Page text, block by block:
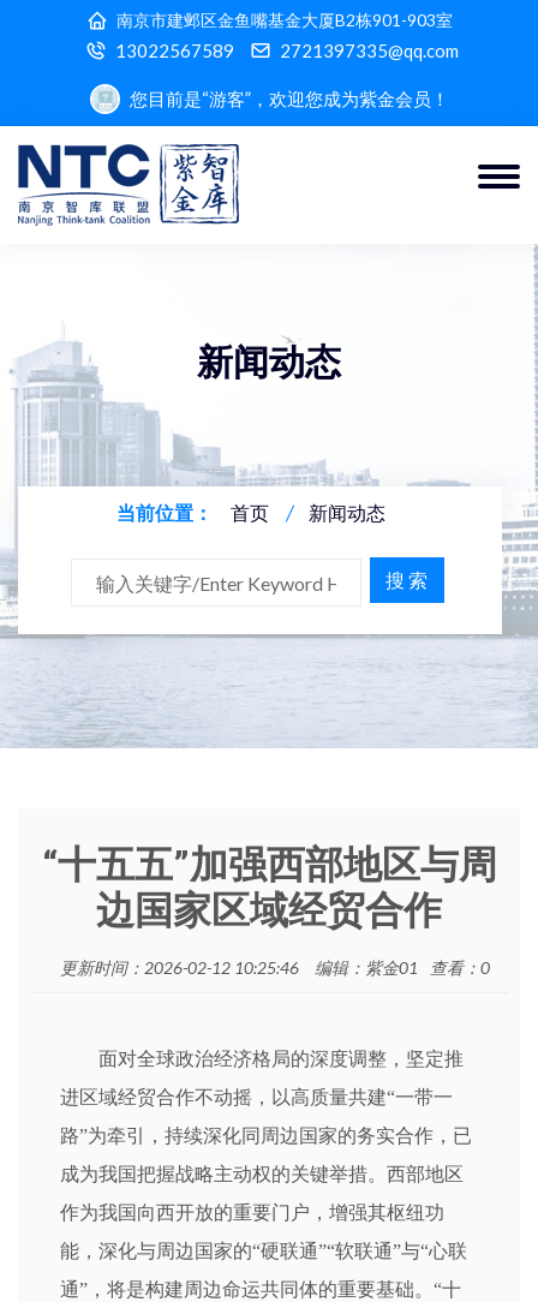
南京市建邺区金鱼嘴基金大厦B2栋901-903室
13022567589 2721397335@qq.com
您目前是“游客”，欢迎您成为紫金会员！
新闻动态
当前位置： 首页 新闻动态
搜 索
“十五五”加强西部地区与周
边国家区域经贸合作
更新时间：2026-02-12 10:25:46 编辑：紫金01 查看： 0
面对全球政治经济格局的深度调整，坚定推
进区域经贸合作不动摇，以高质量共建“一带一
路”为牵引，持续深化同周边国家的务实合作，已
成为我国把握战略主动权的关键举措。西部地区
作为我国向西开放的重要门户，增强其枢纽功
能，深化与周边国家的“硬联通”“软联通”与“心联
通”，将是构建周边命运共同体的重要基础。“十